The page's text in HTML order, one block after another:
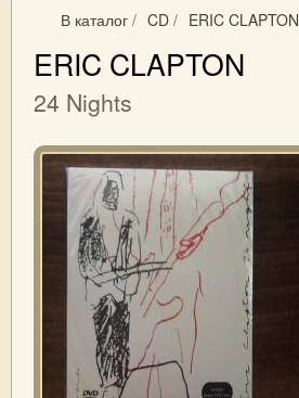
В каталог / CD / ERIC CLAPTON
ERIC CLAPTON
24 Nights